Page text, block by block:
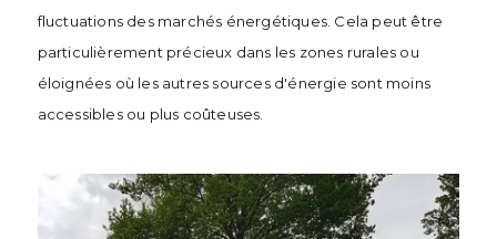
fluctuations des marchés énergétiques. Cela peut être
particulièrement précieux dans les zones rurales ou
éloignées où les autres sources d'énergie sont moins
accessibles ou plus coûteuses.